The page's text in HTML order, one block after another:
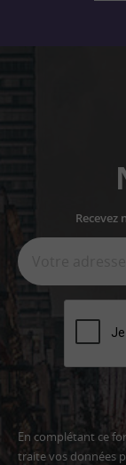
En complétant ce
traite vos données